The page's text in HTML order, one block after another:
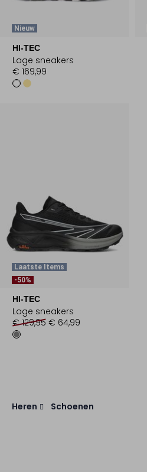
Nieuw
HI-TEC
Lage sneakers
€ 169,99
Laatste Items
-50%
HI-TEC
Lage sneakers
€ 129,95 € 64,99
Heren Schoenen